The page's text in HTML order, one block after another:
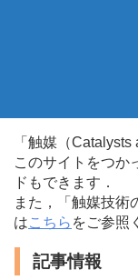
「触媒（
このサイトをつか
ドもできます．
また，「触媒技術
はこちら をご参照
記事情報